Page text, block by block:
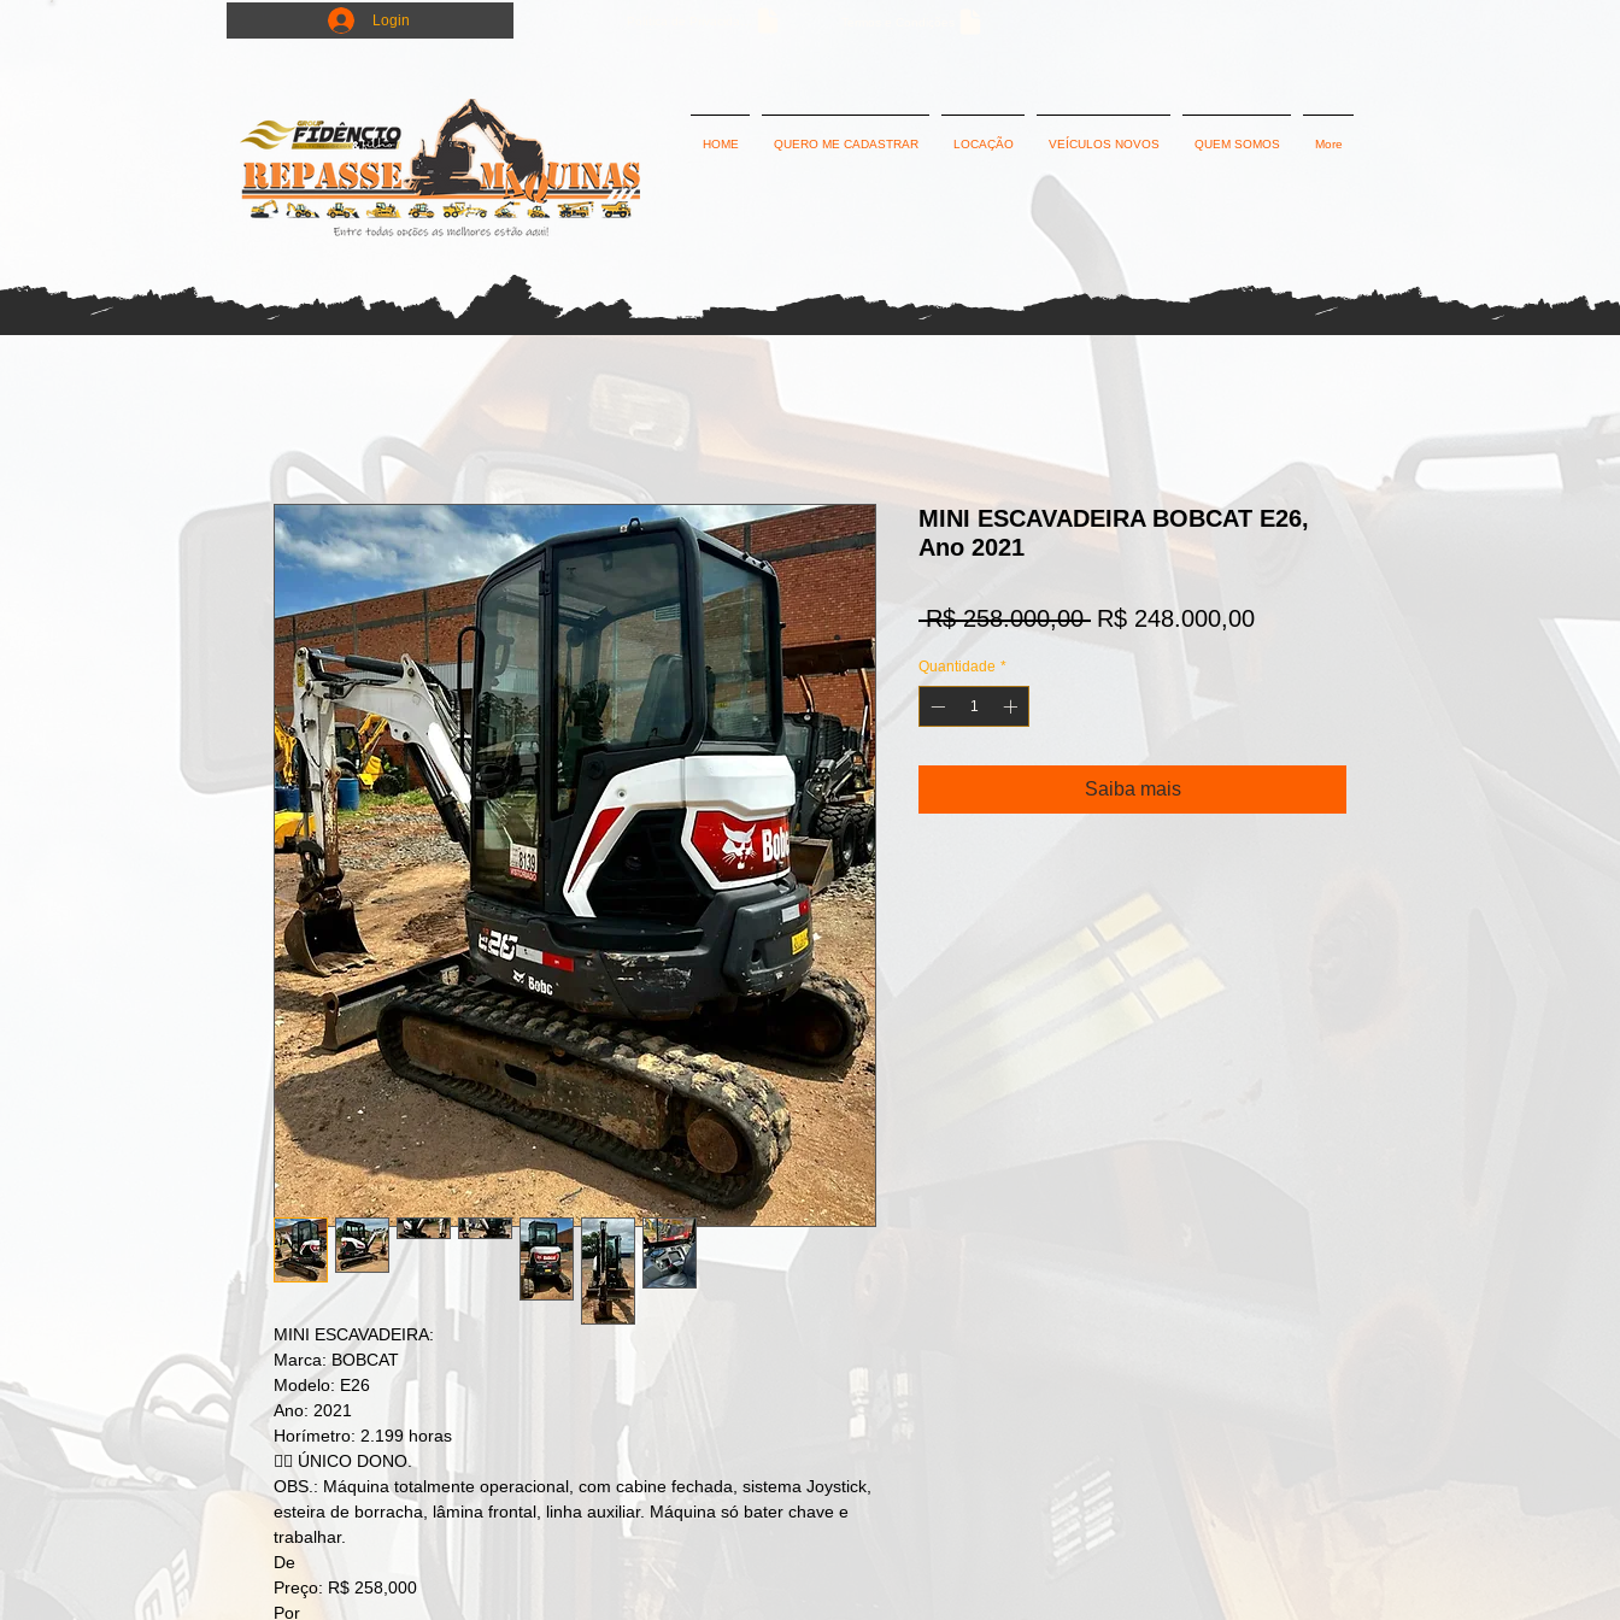
Login
HOME QUERO ME CADASTRAR LOCAÇÃO VEÍCULOS NOVOS QUEM SOMOS More
MINI ESCAVADEIRA:
Marca: BOBCAT
Modelo: E26
Ano: 2021
Horímetro: 2.199 horas
👉🏻 ÚNICO DONO.
OBS.: Máquina totalmente operacional, com cabine fechada, sistema Joystick,
esteira de borracha, lâmina frontal, linha auxiliar. Máquina só bater chave e
trabalhar.
De
Preço: R$ 258,000
Por
MINI ESCAVADEIRA BOBCAT E26,
Ano 2021
R$ 258.000,00 Preço
R$ 248.000,00Preço
Quantidade *
Saiba mais